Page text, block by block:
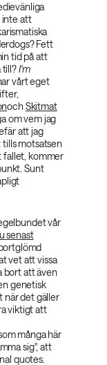
inte att
Fett
tid på att
till?I'm
vårt eget
ochSkitmat
om vem jag
att jag
motsatsen
fallet, kommer
Sunt
vår
senast
vet att vissa
bort att även
genetisk
när det gäller
viktigt att
många här
sig", att
quotes.